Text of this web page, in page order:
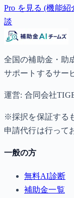
Pro を見る (機能紹
談
全国の補助金・助
サポートするサー
運営: 合同会社
※採択を保証する
申請代行は行って
一般の方
無料AI診断
補助金一覧